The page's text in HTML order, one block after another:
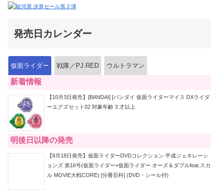
発売日カレンダー
仮面ライダー 戦隊／PJ.RED ウルトラマン
新着情報
【10月3日発売】[BANDAI] [バンダイ 仮面ライダーマイス DXライダ
ーエグズセット02 対象年齢 3 才以上
明後日以降の発売
【8月18日発売】仮面ライダーDVDコレクション 平成ジェネレーシ
ョンズ 第16号(仮面ライダー×仮面ライダー オーズ＆ダブルfeat.スカ
ル MOVIE大戦CORE) [分冊百科] (DVD・シール付)